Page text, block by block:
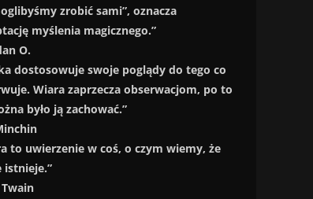
zrobić sami”, oznacza
myślenia magicznego.”
O.
dostosowuje swoje poglądy do tego co
Wiara zaprzecza obserwacjom, po to
było ją zachować.”
to uwierzenie w coś, o czym wiemy, że
istnieje.”